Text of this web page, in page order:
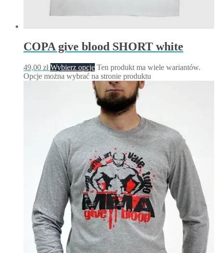
COPA give blood SHORT white
49,00 zł Wybierz opcje Ten produkt ma wiele wariantów.
Opcje można wybrać na stronie produktu